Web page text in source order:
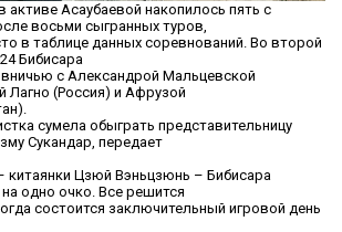
активе Асаубаевой накопилось пять с
восьми сыгранных туров,
в таблице данных соревнований. Во второй
Бибисара
с Александрой Мальцевской
Лагно (Россия) и Афрузой
сумела обыграть представительницу
Сукандар, передает
китаянки Цзюй Вэньцзюнь – Бибисара
одно очко. Все решится
состоится заключительный игровой день